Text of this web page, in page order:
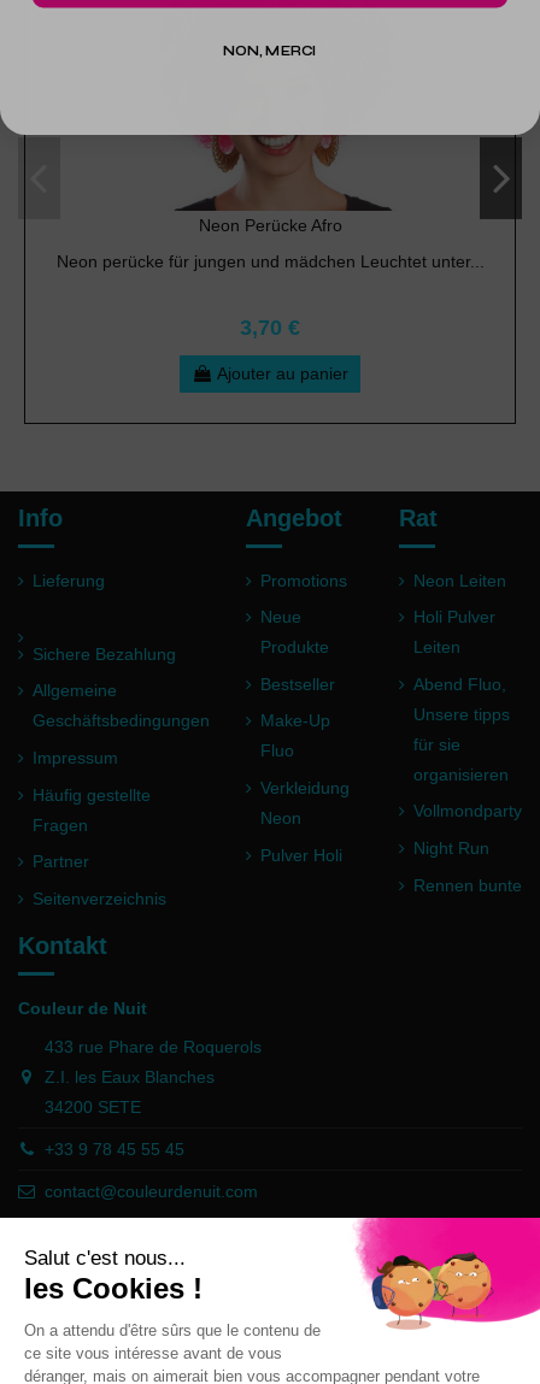
Neon Perücke Afro
Neon perücke für jungen und mädchen Leuchtet unter...
3,70 €
Ajouter au panier
Info
Lieferung
Sichere Bezahlung
Allgemeine
Geschäftsbedingungen
Impressum
Häufig gestellte
Fragen
Partner
Seitenverzeichnis
Angebot
Promotions
Neue
Produkte
Bestseller
Make-Up
Fluo
Verkleidung
Neon
Pulver Holi
Rat
Neon Leiten
Holi Pulver
Leiten
Abend Fluo,
Unsere tipps
für sie
organisieren
Vollmondparty
Night Run
Rennen bunte
Kontakt
Couleur de Nuit
433 rue Phare de Roquerols
Z.I. les Eaux Blanches
34200 SETE
+33 9 78 45 55 45
contact@couleurdenuit.com
Händler zugelassen von Gesellschaft für Garantierte Bewertungen,
Klicken Sie hier
NON, MERCI